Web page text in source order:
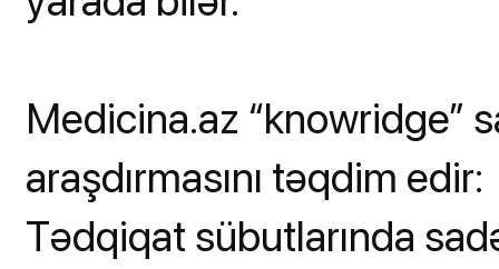
Medicina.az “knowridge”
araşdırmasını təqdim edir:
Tədqiqat sübutlarında